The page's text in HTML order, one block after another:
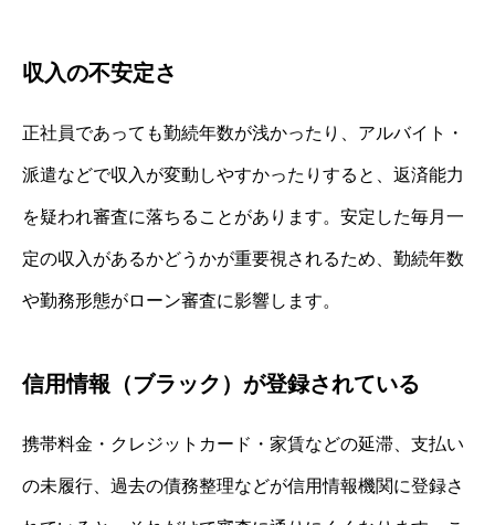
収入の不安定さ
正社員であっても勤続年数が浅かったり、アルバイト・
派遣などで収入が変動しやすかったりすると、返済能力
を疑われ審査に落ちることがあります。安定した毎月一
定の収入があるかどうかが重要視されるため、勤続年数
や勤務形態がローン審査に影響します。
信用情報（ブラック）が登録されている
携帯料金・クレジットカード・家賃などの延滞、支払い
の未履行、過去の債務整理などが信用情報機関に登録さ